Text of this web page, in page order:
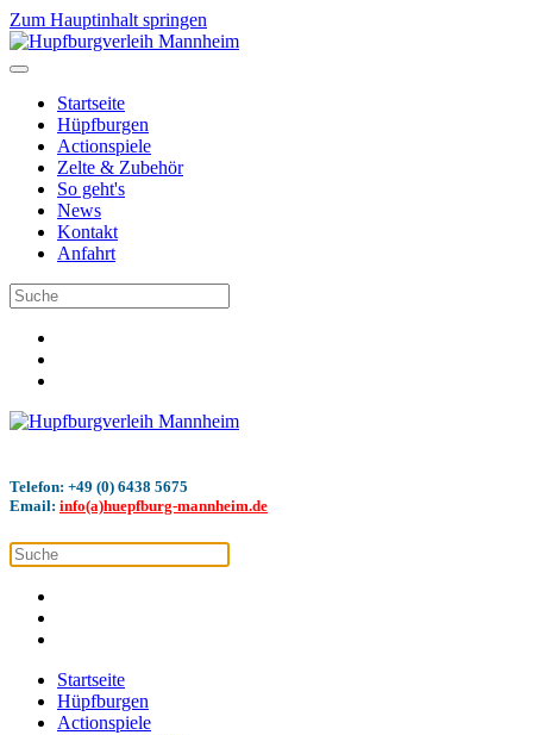
Zum Hauptinhalt springen
Startseite
Hüpfburgen
Actionspiele
Zelte & Zubehör
So geht's
News
Kontakt
Anfahrt
Telefon: +49 (0) 6438 5675
Email: info(a)huepfburg-mannheim.de
Startseite
Hüpfburgen
Actionspiele